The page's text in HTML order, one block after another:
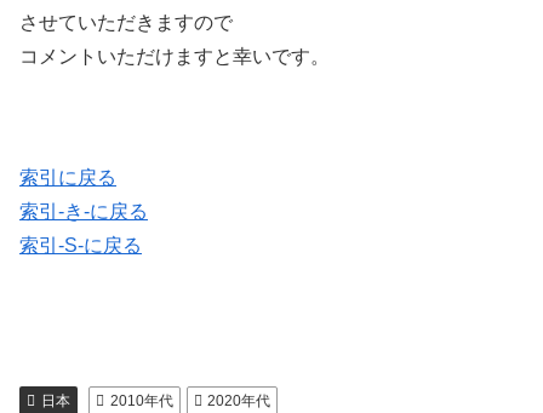
させていただきますので
コメントいただけますと幸いです。
索引に戻る
索引-き-に戻る
索引-S-に戻る
日本 2010年代 2020年代